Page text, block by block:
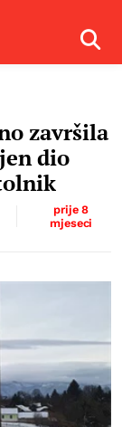
završila
dio
prije 8
mjeseci